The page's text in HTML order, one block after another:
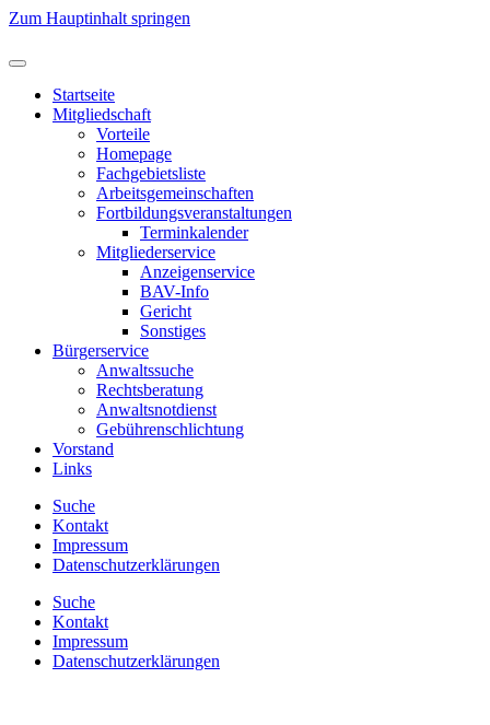
Zum Hauptinhalt springen
Startseite
Mitgliedschaft
Vorteile
Homepage
Fachgebietsliste
Arbeitsgemeinschaften
Fortbildungsveranstaltungen
Terminkalender
Mitgliederservice
Anzeigenservice
BAV-Info
Gericht
Sonstiges
Bürgerservice
Anwaltssuche
Rechtsberatung
Anwaltsnotdienst
Gebührenschlichtung
Vorstand
Links
Suche
Kontakt
Impressum
Datenschutzerklärungen
Suche
Kontakt
Impressum
Datenschutzerklärungen